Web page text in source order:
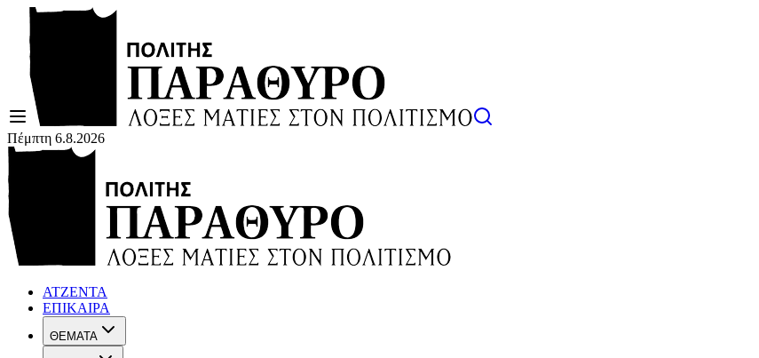
Πέμπτη 6.8.2026
ΑΤΖΕΝΤΑ
ΕΠΙΚΑΙΡΑ
ΘΕΜΑΤΑ